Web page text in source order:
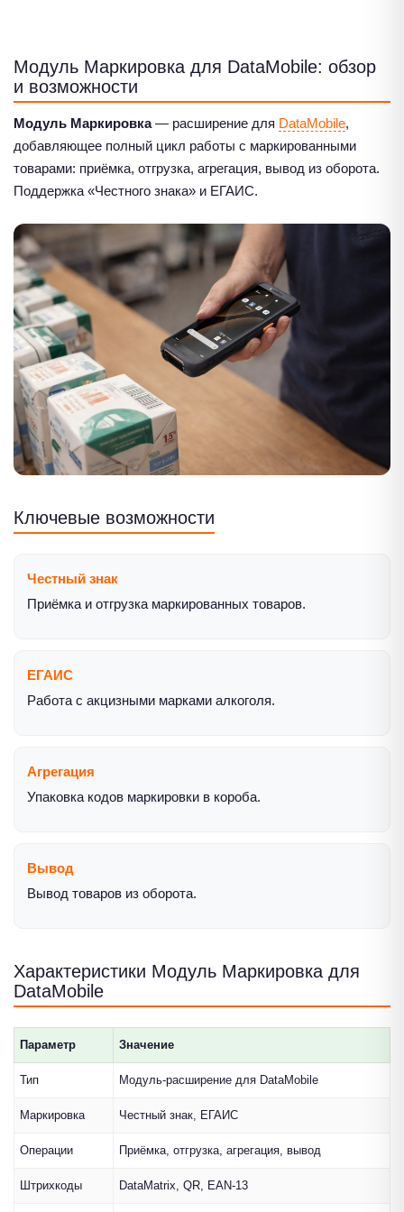
Модуль Маркировка для DataMobile: обзор
и возможности
Модуль Маркировка— расширение для DataMobile,
добавляющее полный цикл работы с маркированными
товарами: приёмка, отгрузка, агрегация, вывод из оборота.
Поддержка «Честного знака» и ЕГАИС.
Ключевые возможности
Честный знак
Приёмка и отгрузка маркированных товаров.
ЕГАИС
Работа с акцизными марками алкоголя.
Агрегация
Упаковка кодов маркировки в короба.
Вывод
Вывод товаров из оборота.
Характеристики Модуль Маркировка для
DataMobile
Параметр Значение
Тип Модуль-расширение для DataMobile
Маркировка Честный знак, ЕГАИС
Операции Приёмка, отгрузка, агрегация, вывод
Штрихкоды DataMatrix, QR, EAN-13